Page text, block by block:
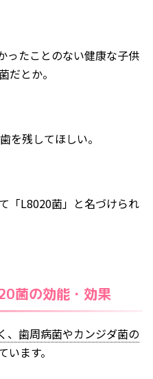
ったことのない健康な子供
だとか。
を残してほしい。
「L8020菌」と名づけられ
菌の効能・効果
、歯周病菌やカンジダ菌の
います。